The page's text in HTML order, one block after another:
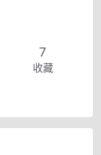
7
收藏